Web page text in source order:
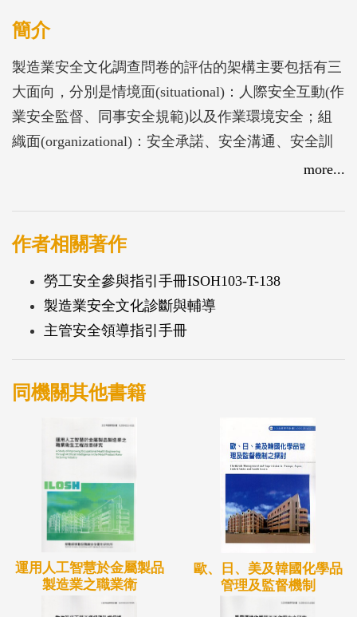
簡介
製造業安全文化調查問卷的評估的架構主要包括有三
大面向，分別是情境面(situational)：人際安全互動(作
業安全監督、同事安全規範)以及作業環境安全；組
織面(organizational)：安全承諾、安全溝通、安全訓
練、安全系統、安全獎懲；個人面(personal)：主管安
大要素、共15項指標，含括23項分指標。經專家審查
及實測結果顯示具有具有良好的信、效度。
more...
作者相關著作
勞工安全參與指引手冊ISOH103-T-138
製造業安全文化診斷與輔導
主管安全領導指引手冊
同機關其他書籍
運用人工智慧於金屬製品
製造業之職業衛
歐、日、美及韓國化學品
管理及監督機制